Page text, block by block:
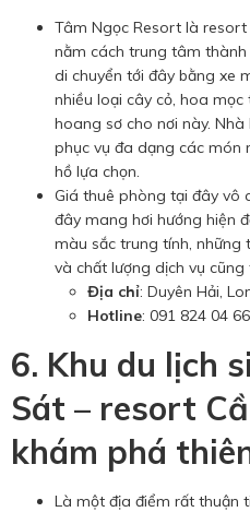
Tâm Ngọc Resort là
nằm cách trung tâm
di chuyển tới đây bằng xe
nhiều loại cây cỏ, hoa
hoang sơ cho nơi này.
phục vụ đa dạng các món
hồ lựa chọn.
Giá thuê phòng tại đây vô
đây mang hơi hướng hiện
màu sắc trung tính, những
và chất lượng dịch vụ cũng
Địa chỉ: Duyên Hải,
Hotline: 091 824 04 66
6. Khu du lịch
Sát – resort
khám phá
Là một địa điểm rất thuận